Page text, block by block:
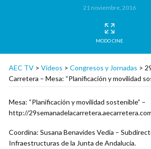
21 noviembre, 2016
MODO CINE
AEC TV > Vídeos > Congresos y Jornadas >
Carretera – Mesa: “Planificación y movilidad
Mesa: “Planificación y movilidad sostenible” –
http://
Coordina: Susana Benavides Vedia –
Infraestructuras de la Junta de Andalucía.